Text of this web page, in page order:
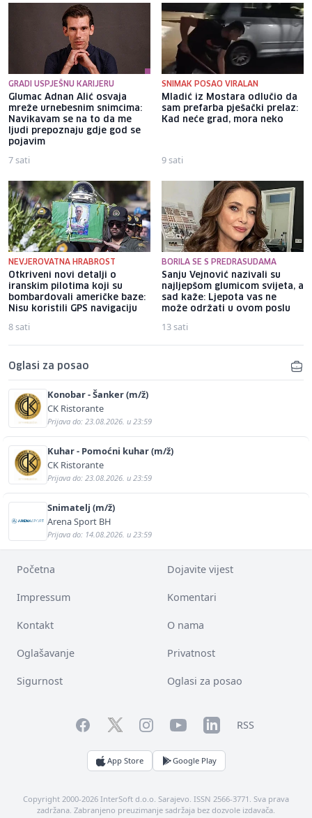
GRADI USPJEŠNU KARIJERU
Glumac Adnan Alić osvaja
mreže urnebesnim snimcima:
Navikavam se na to da me
ljudi prepoznaju gdje god se
pojavim
7 sati
SNIMAK POSAO VIRALAN
Mladić iz Mostara odlučio da
sam prefarba pješački prelaz:
Kad neće grad, mora neko
9 sati
NEVJEROVATNA HRABROST
Otkriveni novi detalji o
iranskim pilotima koji su
bombardovali američke baze:
Nisu koristili GPS navigaciju
8 sati
BORILA SE S PREDRASUDAMA
Sanju Vejnović nazivali su
najljepšom glumicom svijeta, a
sad kaže: Ljepota vas ne
može održati u ovom poslu
13 sati
Oglasi za posao
Konobar - Šanker (m/ž)
CK Ristorante
Prijava do: 23.08.2026. u 23:59
Kuhar - Pomoćni kuhar (m/ž)
CK Ristorante
Prijava do: 23.08.2026. u 23:59
Snimatelj (m/ž)
Arena Sport BH
Prijava do: 14.08.2026. u 23:59
Početna Dojavite vijest
Impressum Komentari
Kontakt O nama
Oglašavanje Privatnost
Sigurnost Oglasi za posao
FacebookTwitterInstagramYouTubeLinkedInRSS
App Store Google Play
Copyright 2000-2026 InterSoft d.o.o. Sarajevo. ISSN 2566-3771. Sva prava
zadržana. Zabranjeno preuzimanje sadržaja bez dozvole izdavača.